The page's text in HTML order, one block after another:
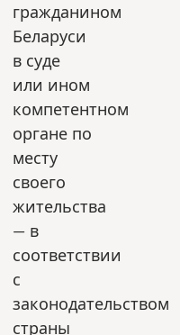
гражданином
Беларуси
в суде
или ином
компетентном
органе по
месту
своего
жительства
— в
соответствии
с
законодательством
страны